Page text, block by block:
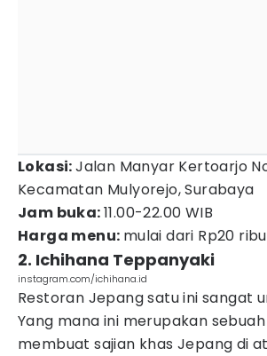
Lokasi:Jalan Manyar Kertoarjo
Kecamatan Mulyorejo, Surabaya
Jam buka:11.00-22.00 WIB
Harga menu: mulai dari Rp20
2. Ichihana Teppanyaki
instagram.com/ichihana.id
Restoran Jepang satu ini sangat
Yang mana ini merupakan
membuat sajian khas Jepang di